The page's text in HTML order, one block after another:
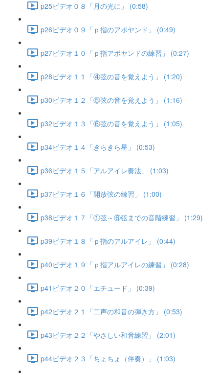
p25ビデオ０８「月の光に」 (0:58)
p26ビデオ０９「ｐ指のアポヤンド」 (0:49)
p27ビデオ１０「ｐ指アポヤンドの練習」 (0:27)
p28ビデオ１１「④弦の音を覚えよう」 (1:20)
p30ビデオ１２「⑤弦の音を覚えよう」 (1:16)
p32ビデオ１３「⑥弦の音を覚えよう」 (1:05)
p34ビデオ１４「きらきら星」 (0:53)
p36ビデオ１５「アルアイレ奏法」 (1:03)
p37ビデオ１６「開放弦の練習」 (1:00)
p38ビデオ１７「①弦～⑥弦までの音階練習」 (1:29)
p39ビデオ１８「ｐ指のアルアイレ」 (0:44)
p40ビデオ１９「ｐ指アルアイレの練習」 (0:28)
p41ビデオ２０「エチュード」 (0:39)
p42ビデオ２１「二声の和音の弾き方」 (0:53)
p43ビデオ２２「やさしい和音練習」 (2:01)
p44ビデオ２３「ちょちょ（伴奏）」 (1:03)